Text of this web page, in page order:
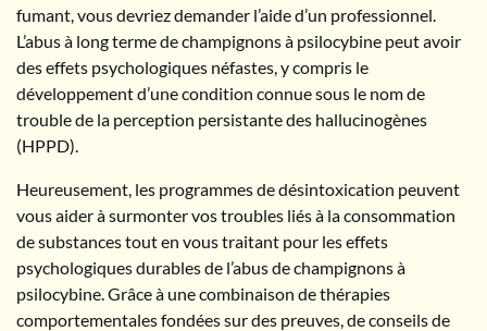
fumant, vous devriez demander l’aide d’un professionnel.
L’abus à long terme de champignons à psilocybine peut avoir
des effets psychologiques néfastes, y compris le
développement d’une condition connue sous le nom de
trouble de la perception persistante des hallucinogènes
(HPPD).
Heureusement, les programmes de désintoxication peuvent
vous aider à surmonter vos troubles liés à la consommation
de substances tout en vous traitant pour les effets
psychologiques durables de l’abus de champignons à
psilocybine. Grâce à une combinaison de thérapies
comportementales fondées sur des preuves, de conseils de